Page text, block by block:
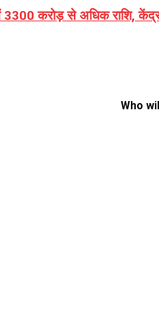
करोड़ से अधिक राशि, केंद्र
Who